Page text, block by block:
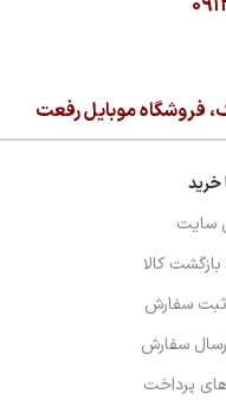
فروشگاه موبایل رفعت
خرید
سایت
کالا
سفارش
سفارش
پرداخت